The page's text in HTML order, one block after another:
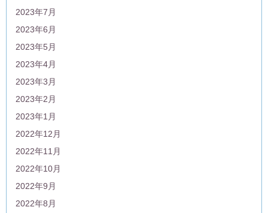
2023年7月
2023年6月
2023年5月
2023年4月
2023年3月
2023年2月
2023年1月
2022年12月
2022年11月
2022年10月
2022年9月
2022年8月